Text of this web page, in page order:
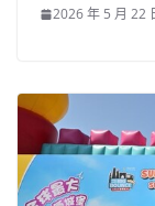
2026 年 5 月 22